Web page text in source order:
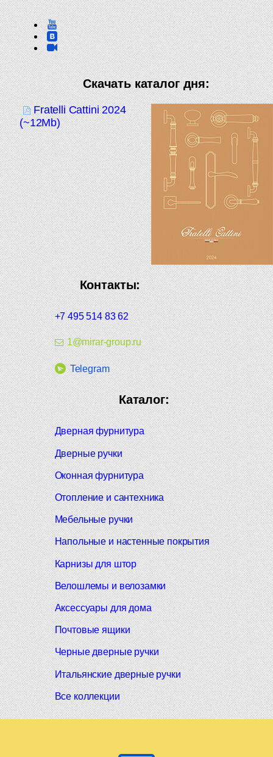
Скачать каталог дня:
Fratelli Cattini 2024
(~12Mb)
Контакты:
+7 495 514 83 62
1@mirar-group.ru
Telegram
Каталог:
Дверная фурнитура
Дверные ручки
Оконная фурнитура
Отопление и сантехника
Мебельные ручки
Напольные и настенные покрытия
Карнизы для штор
Велошлемы и велозамки
Аксессуары для дома
Почтовые ящики
Черные дверные ручки
Итальянские дверные ручки
Все коллекции